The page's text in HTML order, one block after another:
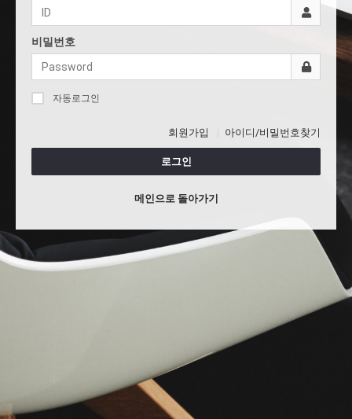
비밀번호
자동로그인
회원가입 아이디/비밀번호찾기
로그인
메인으로 돌아가기